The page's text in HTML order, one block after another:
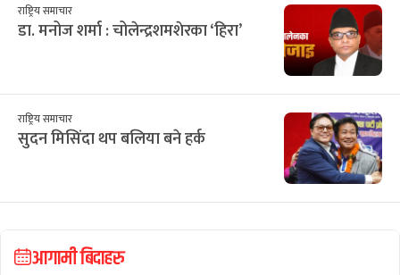
राष्ट्रिय समाचार
डा. मनोज शर्मा : चोलेन्द्रशमशेरका ‘हिरा’
राष्ट्रिय समाचार
सुदन मिसिंदा थप बलिया बने हर्क
आगामी बिदाहरु